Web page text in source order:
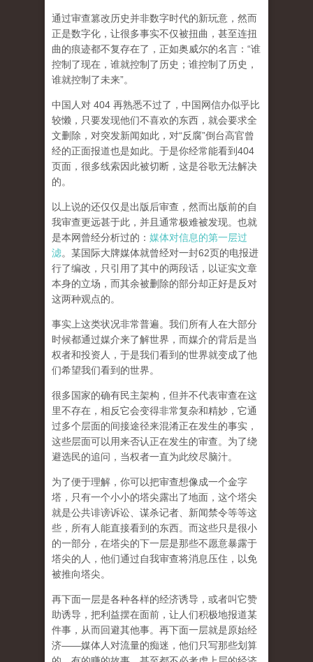
通过审查篡改历史并非数字时代的新玩意，然而
正是数字化，让很多事实不仅被扭曲，甚至连扭
曲的痕迹都不复存在了，正如奥威尔的名言：“谁
控制了现在，谁就控制了历史；谁控制了历史，
谁就控制了未来”。
中国人对 404 再熟悉不过了，中国网信办似乎比
较懒，只要发现他们不喜欢的东西，就会要求全
文删除，对突发新闻如此，对“反腐”倒台高官曾
经的正面报道也是如此。于是你经常能看到404
页面， 很多线索因此被切断，这是谷歌无法解决
的。
以上说的还仅仅是出版后审查，然而出版前的自
我审查更远甚于此，并且通常极难被发现。 也就
是本网曾经分析过的： 媒体对信息的第一层过
滤。某国际大牌媒体就曾经对一封62页的电报进
行了编改，只引用了其中的两段话，以证实文章
本身的立场，而其余被删除的部分却正好是反对
这两种观点的。
事实上这类状况非常普遍。我们所有人在大部分
时候都通过媒介来了解世界，而媒介的背后是当
权者和投资人，于是我们看到的世界就变成了他
们希望我们看到的世界。
很多国家的确有民主架构，但并不代表审查在这
里不存在，相反它会变得非常复杂和精妙，它通
过多个层面的间接途径来混淆正在发生的事实，
这些层面可以用来否认正在发生的审查。为了绕
避选民的追问，当权者一直为此绞尽脑汁。
为了便于理解，你可以把审查想像成一个金字
塔，只有一个小小的塔尖露出了地面，这个塔尖
就是公共诽谤诉讼、谋杀记者、新闻禁令等等这
些，所有人能直接看到的东西。而这些只是很小
的一部分，在塔尖的下一层是那些不愿意暴露于
塔尖的人，他们通过自我审查将消息压住，以免
被推向塔尖。
再下面一层是各种各样的经济诱导，或者叫它赞
助诱导，把利益摆在面前，让人们积极地报道某
件事，从而回避其他事。再下面一层就是原始经
济——媒体人对流量的痴迷，他们只写那些划算